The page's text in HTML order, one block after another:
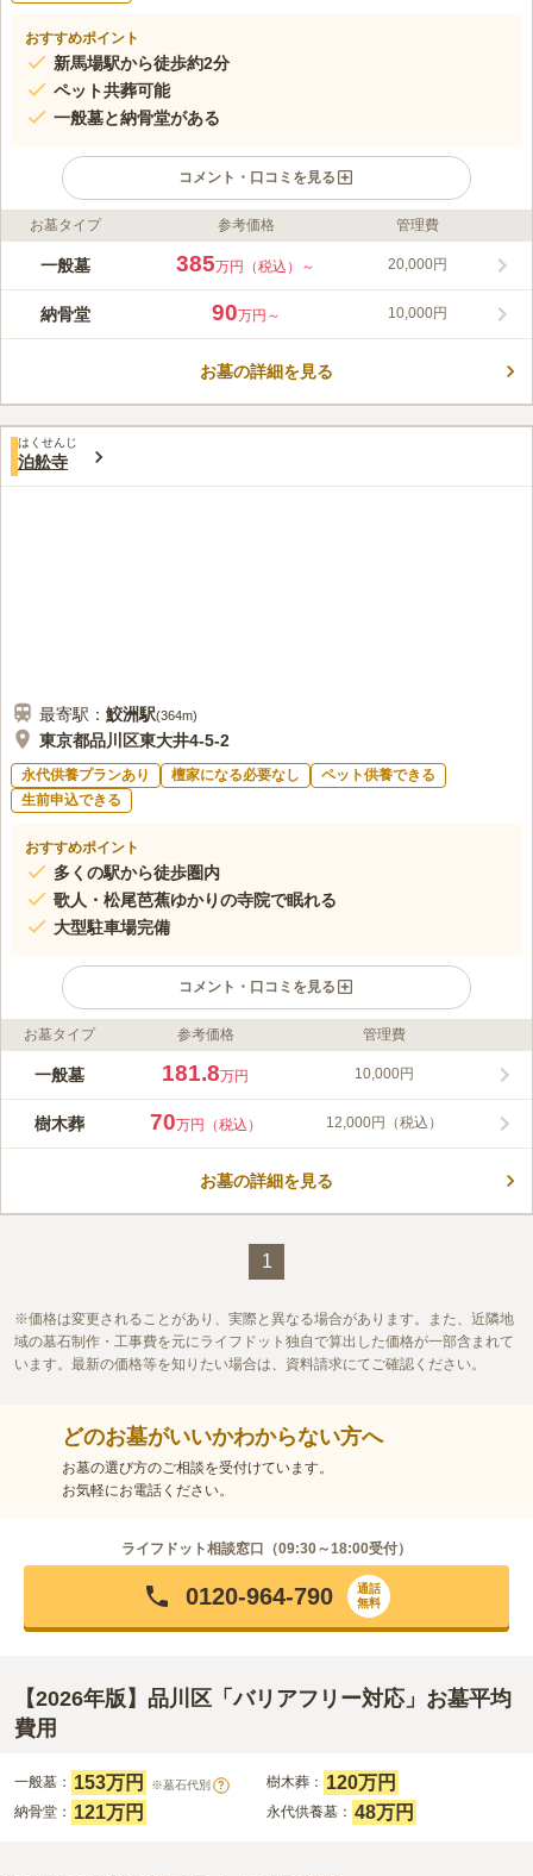
おすすめポイント
新馬場駅から徒歩約2分
ペット共葬可能
一般墓と納骨堂がある
コメント・口コミを見る
ライフドット編集部のコメント
本覚寺は、東京都品川区にある天台宗の寺院です。1573年（元
クリート造りで、1階部分は吹き抜けになっており、近代的な一
面も持っています。境内には、品川区の文化財に指定されている
した。境内には一般墓と納骨堂があり、それぞれ使用条件が異な
この霊園はまだ誰からも評価されていません。
お墓タイプ 参考価格 管理費
一般墓 385万円（税込）～ 20,000円
納骨堂 90万円～ 10,000円
お墓の詳細を見る
はくせんじ
泊舩寺
最寄駅： 鮫洲駅(364m)
東京都品川区東大井4-5-2
永代供養プランあり 檀家になる必要なし
ペット供養できる
生前申込できる
おすすめポイント
多くの駅から徒歩圏内
歌人・松尾芭蕉ゆかりの寺院で眠れる
大型駐車場完備
コメント・口コミを見る
ライフドット編集部のコメント
都心にあるためアクセスが良く、徒歩、バス、車と移動手段が選
3分ほどです。最寄り駅は「鮫洲駅」となり、お寺に向かう際は
西口、墓地に向かう際は東口から行くと便利です。また、墓地に
す。お墓のタイプは一般墓と樹木葬があり、樹木葬はペット共葬
この霊園はまだ誰からも評価されていません。
お墓タイプ 参考価格 管理費
一般墓 181.8万円 10,000円
樹木葬 70万円（税込） 12,000円（税込）
お墓の詳細を見る
1
価格は変更されることがあり、実際と異なる場合があります。また、近隣地
域の墓石制作・工事費を元にライフドット独自で算出した価格が一部含まれて
います。最新の価格等を知りたい場合は、資料請求にてご確認ください。
どのお墓がいいかわからない方へ
お墓の選び方のご相談を受付けています。
お気軽にお電話ください。
ライフドット相談窓口（09:30～18:00受付）
0120-964-790
通話
無料
【2026年版】品川区「バリアフリー対応」お墓平均
費用
一般墓： 153万円 ※墓石代別 ? 樹木葬： 120万円
納骨堂： 121万円 永代供養墓： 48万円